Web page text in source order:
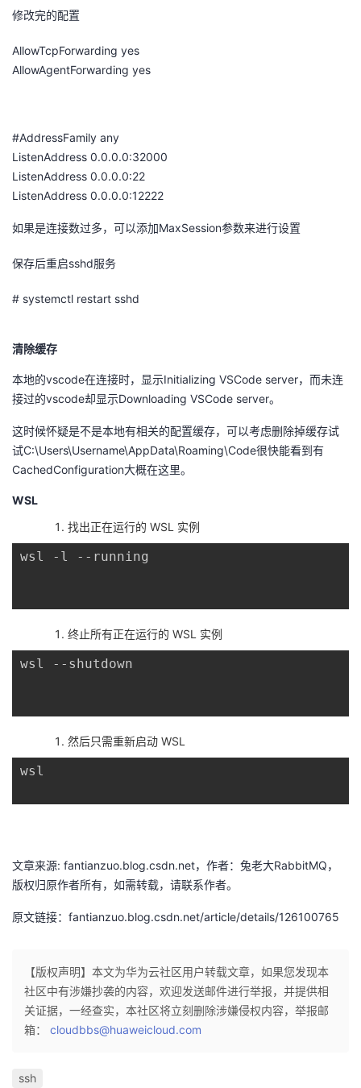
修改完的配置
AllowTcpForwarding yes
AllowAgentForwarding yes
#AddressFamily any
ListenAddress 0.0.0.0:32000
ListenAddress 0.0.0.0:22
ListenAddress 0.0.0.0:12222
如果是连接数过多，可以添加MaxSession参数来进行设置
保存后重启sshd服务
# systemctl restart sshd
清除缓存
本地的vscode在连接时，显示Initializing VSCode server，而未连
接过的vscode却显示Downloading VSCode server。
这时候怀疑是不是本地有相关的配置缓存，可以考虑删除掉缓存试
试C:\Users\Username\AppData\Roaming\Code很快能看到有
CachedConfiguration大概在这里。
WSL
找出正在运行的 WSL 实例
终止所有正在运行的 WSL 实例
然后只需重新启动 WSL
wsl
文章来源: fantianzuo.blog.csdn.net，作者：兔老大RabbitMQ，
版权归原作者所有，如需转载，请联系作者。
原文链接：fantianzuo.blog.csdn.net/article/details/126100765
【版权声明】本文为华为云社区用户转载文章，如果您发现本
社区中有涉嫌抄袭的内容，欢迎发送邮件进行举报，并提供相
关证据，一经查实，本社区将立刻删除涉嫌侵权内容，举报邮
箱： cloudbbs@huaweicloud.com
ssh